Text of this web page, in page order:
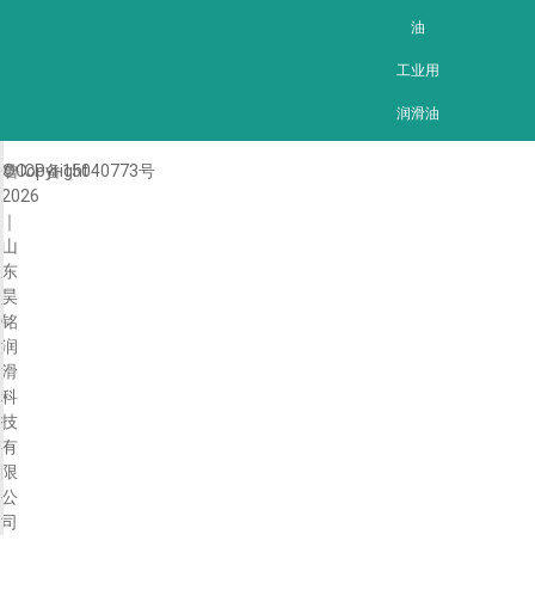
油
工业用
润滑油
©Copyright
2026
｜
山
东
昊
铭
润
滑
科
技
有
限
公
司
鲁ICP备15040773号